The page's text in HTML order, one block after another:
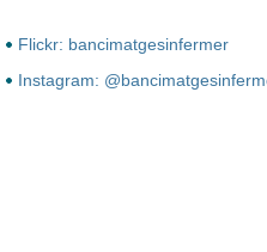
Flickr: bancimatgesinfermer
Instagram: